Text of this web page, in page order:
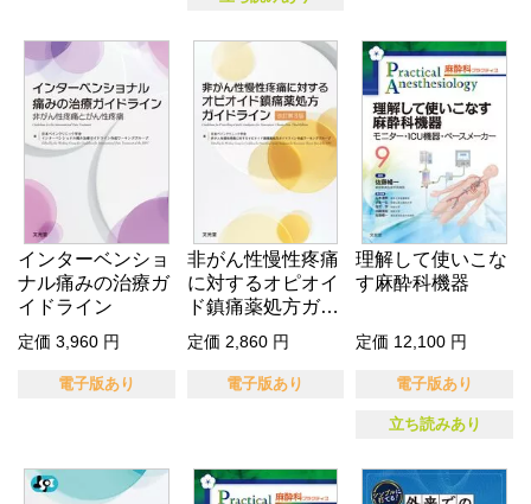
インターベンショ
ナル痛みの治療ガ
イドライン
定価 3,960 円
電子版あり
非がん性慢性疼痛
に対するオピオイ
ド鎮痛薬処方ガイ
ドライン …
定価 2,860 円
電子版あり
理解して使いこな
す麻酔科機器
定価 12,100 円
電子版あり
立ち読みあり